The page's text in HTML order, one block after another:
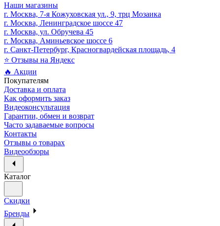
Наши магазины
г. Москва, 7-я Кожуховская ул., 9, трц Мозаика
г. Москва, Ленинградское шоссе 47
г. Москва, ул. Обручева 45
г. Москва, Аминьевское шоссе 6
г. Санкт-Петербург, Красногвардейская площадь, 4
⭐ Отзывы на Яндекс
🔥 Акции
Покупателям
Доставка и оплата
Как оформить заказ
Видеоконсультация
Гарантии, обмен и возврат
Часто задаваемые вопросы
Контакты
Отзывы о товарах
Видеообзоры
Каталог
Скидки
Бренды